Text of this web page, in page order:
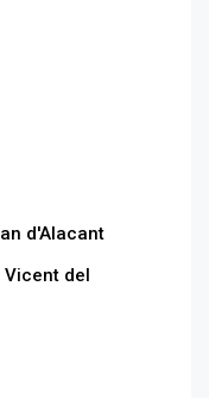
d'Alacant
Vicent del